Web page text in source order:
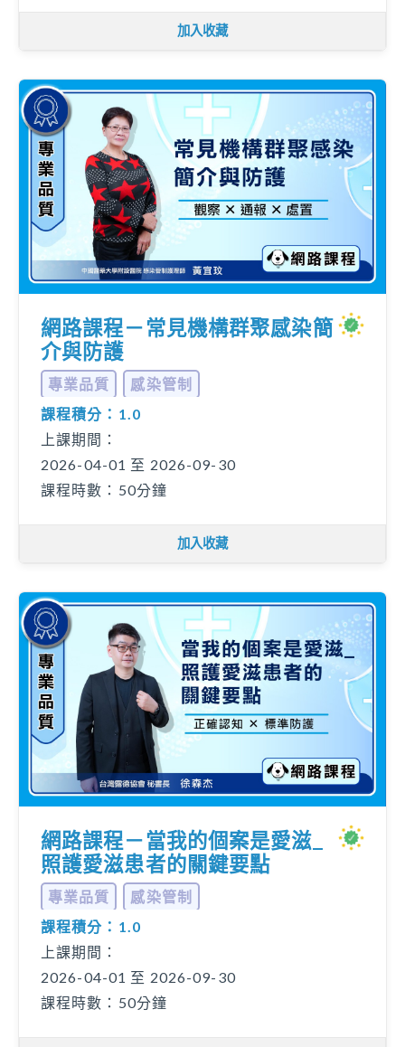
加入收藏
網路課程－常見機構群聚感染簡
介與防護
專業品質
感染管制
課程積分：1.0
上課期間：
2026-04-01 至 2026-09-30
課程時數：50分鐘
加入收藏
網路課程－當我的個案是愛滋_
照護愛滋患者的關鍵要點
專業品質
感染管制
課程積分：1.0
上課期間：
2026-04-01 至 2026-09-30
課程時數：50分鐘